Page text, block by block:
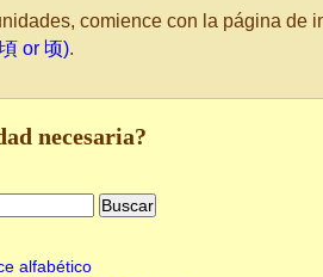
comience con la página de
or 顷).
necesaria?
alfabético